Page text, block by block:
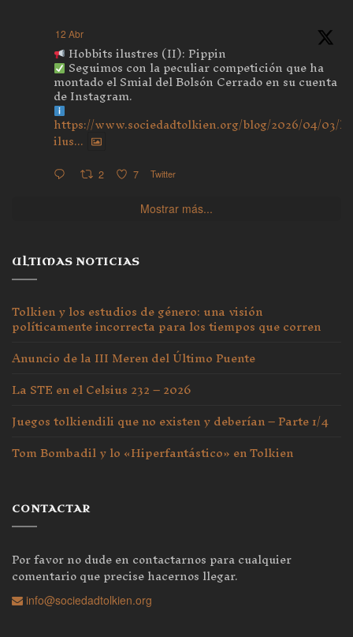
12 Abr
Hobbits ilustres (II): Pippin
Seguimos con la peculiar competición que ha
montado el Smial del Bolsón Cerrado en su cuenta
de Instagram.
https://www.sociedadtolkien.org/blog/2026/04/03/
ilus...
2 7 Twitter
Mostrar más...
ULTIMAS NOTICIAS
Tolkien y los estudios de género: una visión
políticamente incorrecta para los tiempos que corren
Anuncio de la III Meren del Último Puente
La STE en el Celsius 232 – 2026
Juegos tolkiendili que no existen y deberían – Parte 1/4
Tom Bombadil y lo «Hiperfantástico» en Tolkien
CONTACTAR
Por favor no dude en contactarnos para cualquier
comentario que precise hacernos llegar.
info@sociedadtolkien.org